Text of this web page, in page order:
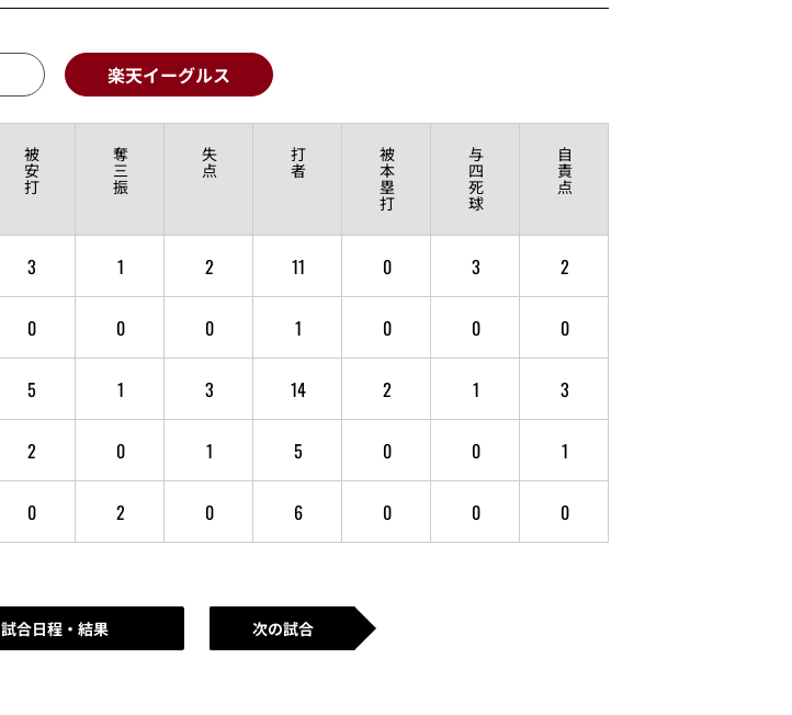
楽天イーグルス
被
安
打
奪
三
振
失
点
打
者
被
本
塁
打
与
四
死
球
自
責
点
3 1 2 11 0 3 2
0 0 0 1 0 0 0
5 1 3 14 2 1 3
2 0 1 5 0 0 1
0 2 0 6 0 0 0
試合日程・結果 次の試合